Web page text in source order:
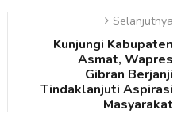
Selanjutnya
Kunjungi Kabupaten
Asmat, Wapres
Gibran Berjanji
Tindaklanjuti Aspirasi
Masyarakat